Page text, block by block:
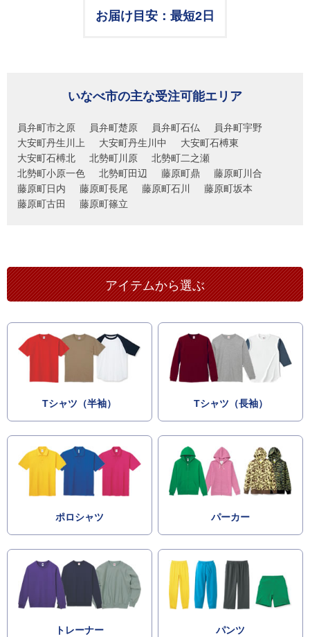
お届け目安：最短2日
いなべ市の主な受注可能エリア
員弁町市之原 員弁町楚原 員弁町石仏
員弁町宇野
大安町丹生川上
大安町丹生川中
大安町石榑東
大安町石榑北
北勢町川原
北勢町二之瀬
北勢町小原一色
北勢町田辺 藤原町鼎
藤原町川合
藤原町日内
藤原町長尾 藤原町石川
藤原町坂本
藤原町古田
藤原町篠立
アイテムから選ぶ
Tシャツ（半袖） Tシャツ（長袖）
ポロシャツ パーカー
トレーナー パンツ